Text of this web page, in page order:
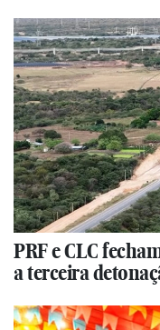
PRF e CLC
a terceira